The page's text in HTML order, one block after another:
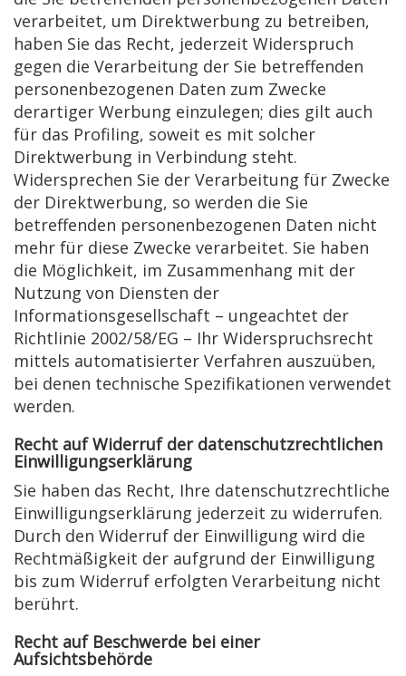
verarbeitet, um Direktwerbung zu betreiben,
haben Sie das Recht, jederzeit Widerspruch
gegen die Verarbeitung der Sie betreffenden
personenbezogenen Daten zum Zwecke
derartiger Werbung einzulegen; dies gilt auch
für das Profiling, soweit es mit solcher
Direktwerbung in Verbindung steht.
Widersprechen Sie der Verarbeitung für Zwecke
der Direktwerbung, so werden die Sie
betreffenden personenbezogenen Daten nicht
mehr für diese Zwecke verarbeitet. Sie haben
die Möglichkeit, im Zusammenhang mit der
Nutzung von Diensten der
Informationsgesellschaft – ungeachtet der
Richtlinie 2002/58/EG – Ihr Widerspruchsrecht
mittels automatisierter Verfahren auszuüben,
bei denen technische Spezifikationen verwendet
werden.
Recht auf Widerruf der datenschutzrechtlichen
Einwilligungserklärung
Sie haben das Recht, Ihre datenschutzrechtliche
Einwilligungserklärung jederzeit zu widerrufen.
Durch den Widerruf der Einwilligung wird die
Rechtmäßigkeit der aufgrund der Einwilligung
bis zum Widerruf erfolgten Verarbeitung nicht
berührt.
Recht auf Beschwerde bei einer
Aufsichtsbehörde